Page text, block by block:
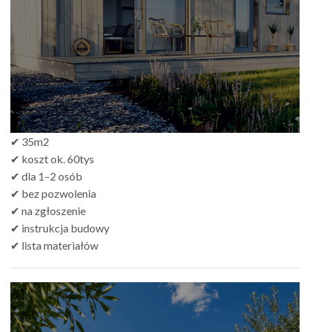
zł499.00
✔ 35m2
✔ koszt ok. 60tys
✔ dla 1–2 osób
✔ bez pozwolenia
✔ na zgłoszenie
✔ instrukcja budowy
✔ lista materiałów